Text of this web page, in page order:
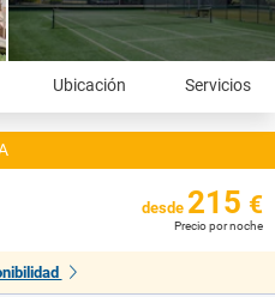
Ubicación Servicios
desde 215 €
Precio por noche